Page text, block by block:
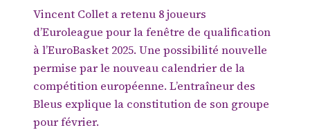
Vincent Collet a retenu 8 joueurs
d’Euroleague pour la fenêtre de qualification
à l’EuroBasket 2025. Une possibilité nouvelle
permise par le nouveau calendrier de la
compétition européenne. L’entraîneur des
Bleus explique la constitution de son groupe
pour février.